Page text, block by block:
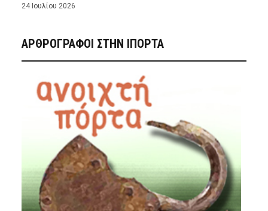
24 Ιουλίου 2026
ΑΡΘΡΟΓΡΑΦΟΙ ΣΤΗΝ IΠΟΡΤΑ